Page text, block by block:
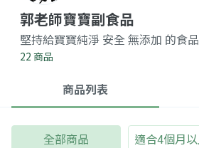
郭老師寶寶副食品
堅持給寶寶純淨 安全 無添加 的食品
22 商品
商品列表
全部商品